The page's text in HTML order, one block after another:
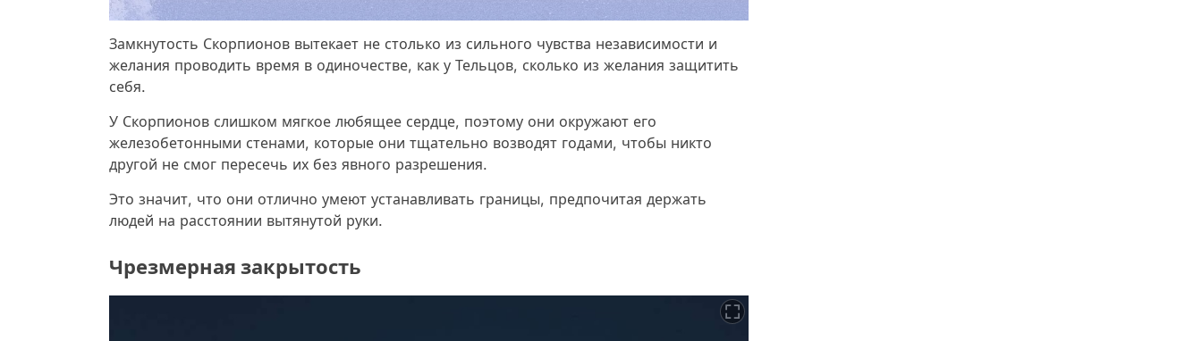
Замкнутость Скорпионов вытекает не столько из сильного чувства независимости и
желания проводить время в одиночестве, как у Тельцов, сколько из желания защитить
себя.
У Скорпионов слишком мягкое любящее сердце, поэтому они окружают его
железобетонными стенами, которые они тщательно возводят годами, чтобы никто
другой не смог пересечь их без явного разрешения.
Это значит, что они отлично умеют устанавливать границы, предпочитая держать
людей на расстоянии вытянутой руки.
Чрезмерная закрытость